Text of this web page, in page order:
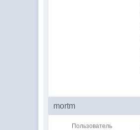
mortm
Пользователь